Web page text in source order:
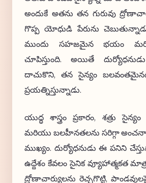
అందుకే అతను తన గురువు
గొప్ప యోధుడి పేరును
ముందు సహజమైన భయం
చూపిస్తుంది. అయితే
దాచుకొని, తన సైన్యం
ప్రయత్నిస్తున్నాడు.
యుద్ధ శాస్త్రం ప్రకారం, శత్రు
మరియు బలహీనతలను సరిగ్గా
ముఖ్యం. దుర్యోధనుడు ఈ పనిని
ఉద్దేశం కేవలం సైనిక వ్యూహాత్మకత
ద్రోణాచార్యులను రెచ్చగొట్టి,